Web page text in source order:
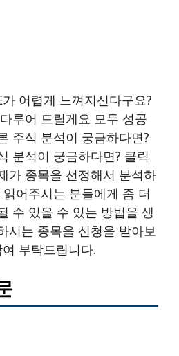
가 어렵게 느껴지신다구요?
루어 드릴게요 모두 성공
주식 분석이 궁금하다면?
분석이 궁금하다면? 클릭
가 종목을 선정해서 분석하
어주시는 분들에게 좀 더
수 있을 수 있는 방법을 생
시는 종목을 신청을 받아보
부탁드립니다.